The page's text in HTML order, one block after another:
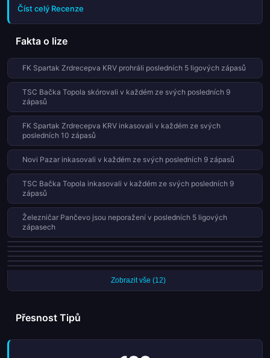
favorizovaným Napre...
Číst celý Recenze
Fakta o lize
FK Spartak Zrdrecepva KRV prohráli posledních 5 ligových zápasů
TSC Bačka Topola skórovali v každém ze svých posledních 9
zápasů
FK Spartak Zrdrecepva KRV inkasovali v každém ze svých
posledních 10 zápasů
Novi Pazar inkasovali v každém ze svých posledních 9 zápasů
TSC Bačka Topola inkasovali v každém ze svých posledních 9
zápasů
Železničar Pančevo jsou neporažení v posledních 5 ligových
zápasech
Vojvodina jsou neporažení v posledních 5 ligových zápasech
FK Spartak Zrdrecepva KRV prohráli 12 z 18 domácích zápasů (67%)
Radnički Niš proměnili všech 9 penalt této sezóny
Čukarički nevyhráli 5 ligových zápasů v řadě
Radnik Surdulica nevyhráli 5 ligových zápasů v řadě
Zobrazit vše (12)
Přesnost Tipů